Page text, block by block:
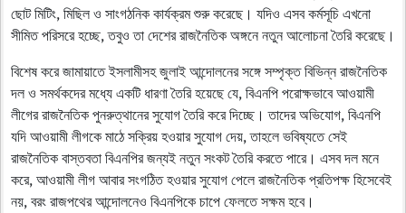
ছোট মিটিং, মিছিল ও সাংগঠনিক কার্যক্রম শুরু করেছে। যদিও এসব কর্মসূচি এখনো
সীমিত পরিসরে হচ্ছে, তবুও তা দেশের রাজনৈতিক অঙ্গনে নতুন আলোচনা তৈরি করেছে।
বিশেষ করে জামায়াতে ইসলামীসহ জুলাই আন্দোলনের সঙ্গে সম্পৃক্ত বিভিন্ন রাজনৈতিক
দল ও সমর্থকদের মধ্যে একটি ধারণা তৈরি হয়েছে যে, বিএনপি পরোক্ষভাবে আওয়ামী
লীগের রাজনৈতিক পুনরুত্থানের সুযোগ তৈরি করে দিচ্ছে। তাদের অভিযোগ, বিএনপি
যদি আওয়ামী লীগকে মাঠে সক্রিয় হওয়ার সুযোগ দেয়, তাহলে ভবিষ্যতে সেই
রাজনৈতিক বাস্তবতা বিএনপির জন্যই নতুন সংকট তৈরি করতে পারে। এসব দল মনে
করে, আওয়ামী লীগ আবার সংগঠিত হওয়ার সুযোগ পেলে রাজনৈতিক প্রতিপক্ষ হিসেবেই
নয়, বরং রাজপথের আন্দোলনেও বিএনপিকে চাপে ফেলতে সক্ষম হবে।